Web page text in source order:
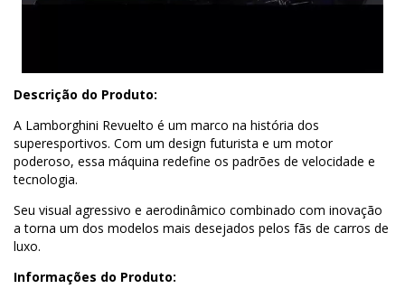
Descrição do Produto:
A Lamborghini Revuelto é um marco na história dos
superesportivos. Com um design futurista e um motor
poderoso, essa máquina redefine os padrões de velocidade e
tecnologia.
Seu visual agressivo e aerodinâmico combinado com inovação
a torna um dos modelos mais desejados pelos fãs de carros de
luxo.
Informações do Produto: